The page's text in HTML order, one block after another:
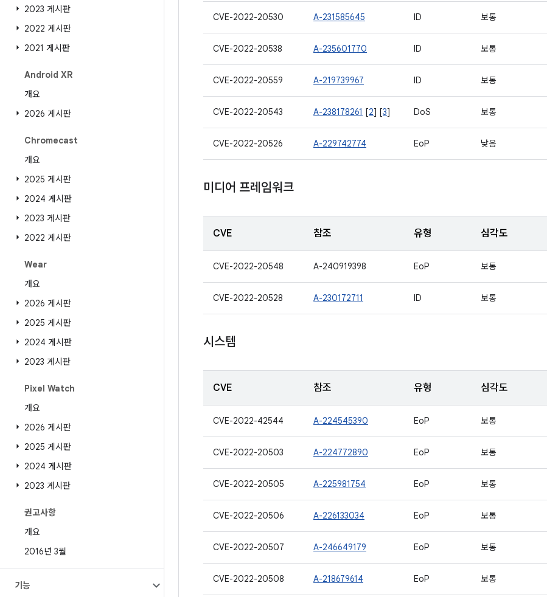
2023 게시판
2022 게시판
2021 게시판
Android XR
개요
2026 게시판
Chromecast
개요
2025 게시판
2024 게시판
2023 게시판
2022 게시판
Wear
개요
2026 게시판
2025 게시판
2024 게시판
2023 게시판
Pixel Watch
개요
2026 게시판
2025 게시판
2024 게시판
2023 게시판
권고사항
개요
2016년 3월
기능
CVE-2022-20530 A-231585645 ID 보통
CVE-2022-20538 A-235601770 ID 보통
CVE-2022-20559 A-219739967 ID 보통
CVE-2022-20543 A-238178261 [2] [3] DoS 보통
CVE-2022-20526 A-229742774 EoP 낮음
미디어 프레임워크
CVE 참조 유형 심각도
CVE-2022-20548 A-240919398 EoP 보통
CVE-2022-20528 A-230172711 ID 보통
시스템
CVE 참조 유형 심각도
CVE-2022-42544 A-224545390 EoP 보통
CVE-2022-20503 A-224772890 EoP 보통
CVE-2022-20505 A-225981754 EoP 보통
CVE-2022-20506 A-226133034 EoP 보통
CVE-2022-20507 A-246649179 EoP 보통
CVE-2022-20508 A-218679614 EoP 보통